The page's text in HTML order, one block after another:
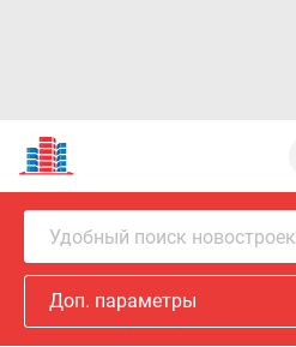
Новостройки
Квартиры
Ипотека
Новостройки
Москвы
Новостройки
Подмосковья
Новостройки
Удобный поиск новостроек
Доп. параметры